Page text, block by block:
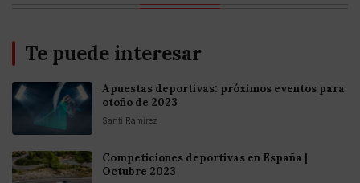
Te puede interesar
Apuestas deportivas: próximos eventos para
otoño de 2023
Santi Ramirez
Competiciones deportivas en España |
Octubre 2023